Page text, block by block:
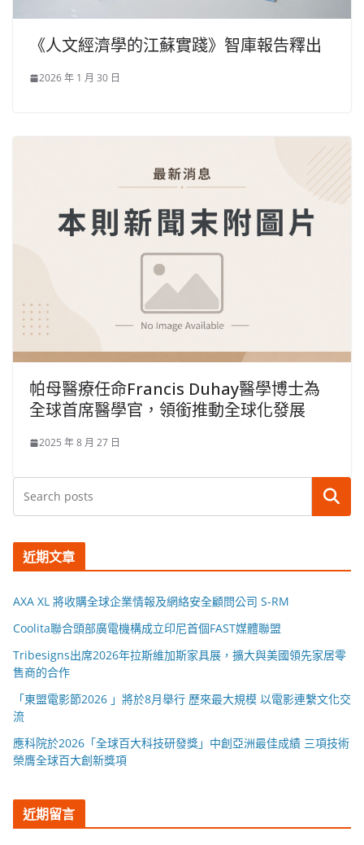
《人文經濟學的江蘇實踐》智庫報告釋出
2026 年 1 月 30 日
帕母醫療任命Francis Duhay醫學博士為
全球首席醫學官，領銜推動全球化發展
2025 年 8 月 27 日
搜尋
近期文章
AXA XL 將收購全球企業情報及網絡安全顧問公司 S-RM
Coolita聯合頭部廣電機構成立印尼首個FAST媒體聯盟
Tribesigns出席2026年拉斯維加斯家具展，擴大與美國領先家居零
售商的合作
「東盟電影節2026 」將於8月舉行 歷來最大規模 以電影連繫文化交
流
應科院於2026「全球百大科技研發獎」中創亞洲最佳成績 三項技術
榮膺全球百大創新獎項
近期留言